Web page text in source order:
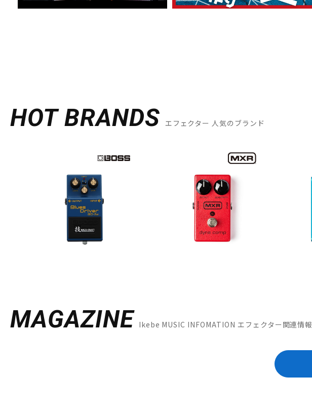
HOT BRANDS エフェクター 人気のブランド
MAGAZINE Ikebe MUSIC INFOMATION エフェクター関連情報